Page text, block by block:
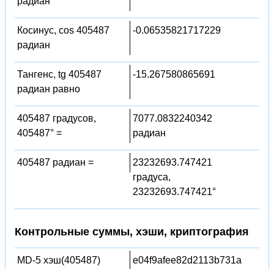
Косинус, cos 405487
радиан
-0.06535821717229
Тангенс, tg 405487
радиан равно
-15.267580865691
405487 градусов,
405487° =
7077.0832240342
радиан
405487 радиан =
23232693.747421
градуса,
23232693.747421°
Контрольные суммы, хэши, криптография
MD-5 хэш(405487)
e04f9afee82d2113b731a